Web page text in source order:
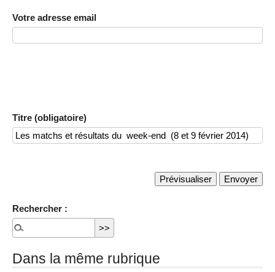
Votre adresse email
Titre (obligatoire)
Rechercher :
Dans la même rubrique